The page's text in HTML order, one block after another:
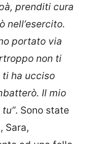
prenditi cura
nell’esercito.
portato via
non ti
ti ha ucciso
Il mio
. Sono state
Sara,